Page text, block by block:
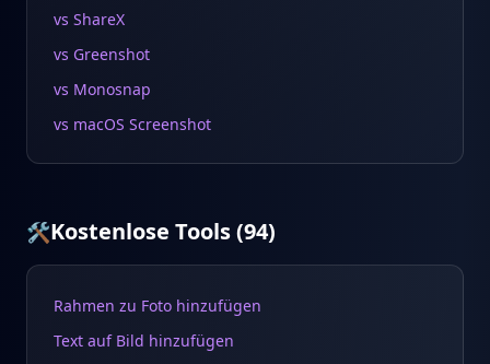
vs ShareX
vs Greenshot
vs Monosnap
vs macOS Screenshot
🛠️Kostenlose Tools(94)
Rahmen zu Foto hinzufügen
Text auf Bild hinzufügen